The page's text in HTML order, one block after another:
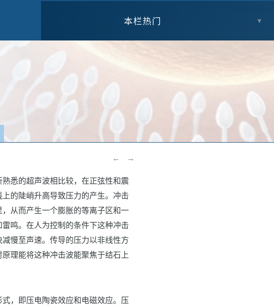
本栏热门 ▼
← →
悉的超声波相比较，在正弦性和震
的陡峭升高导致压力的产生。冲击
从而产生一个膨胀的等离子区和一
鸣。在人为控制的条件下这种冲击
慢至声速。传导的压力以非线性方
理能将这种冲击波能聚焦于结石上
，即压电陶瓷效应和电磁效应。压